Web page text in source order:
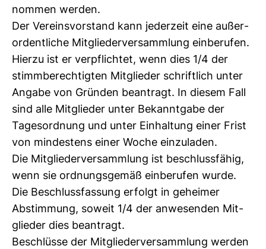
nommen werden.
Der Ver­eins­vor­stand kann jeder­zeit eine außer­
or­dent­liche Mit­glie­der­ver­samm­lung ein­be­rufen.
Hierzu ist er ver­pflichtet, wenn dies 1/4 der
stimm­be­rech­tigten Mit­glieder schrift­lich unter
Angabe von Gründen bean­tragt. In diesem Fall
sind alle Mit­glieder unter Bekannt­gabe der
Tages­ord­nung und unter Ein­hal­tung einer Frist
von min­des­tens einer Woche ein­zu­laden.
Die Mit­glie­der­ver­samm­lung ist beschluss­fähig,
wenn sie ord­nungs­gemäß ein­be­rufen wurde.
Die Beschluss­fas­sung erfolgt in geheimer
Abstim­mung, soweit 1/4 der anwe­senden Mit­
glieder dies bean­tragt.
Beschlüsse der Mit­glie­der­ver­samm­lung werden